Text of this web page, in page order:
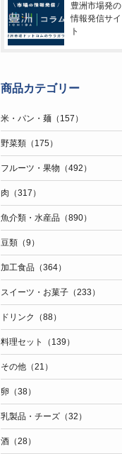
豊洲市場発の
情報発信サイ
ト
商品カテゴリー
米・パン・麺（157）
野菜類（175）
フルーツ・果物（492）
肉（317）
魚介類・水産品（890）
豆類（9）
加工食品（364）
スイーツ・お菓子（233）
ドリンク（88）
料理セット（139）
その他（21）
卵（38）
乳製品・チーズ（32）
酒（28）